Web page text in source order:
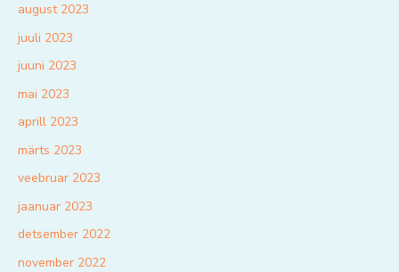
august 2023
juuli 2023
juuni 2023
mai 2023
aprill 2023
märts 2023
veebruar 2023
jaanuar 2023
detsember 2022
november 2022